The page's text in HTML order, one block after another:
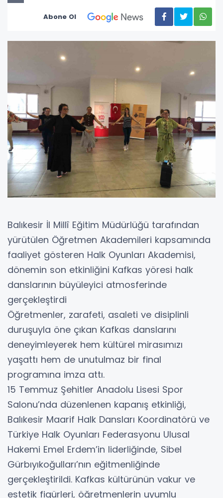
Abone Ol
Balıkesir İl Millî Eğitim Müdürlüğü tarafından
yürütülen Öğretmen Akademileri kapsamında
faaliyet gösteren Halk Oyunları Akademisi,
dönemin son etkinliğini Kafkas yöresi halk
danslarının büyüleyici atmosferinde
gerçekleştirdi
Öğretmenler, zarafeti, asaleti ve disiplinli
duruşuyla öne çıkan Kafkas danslarını
deneyimleyerek hem kültürel mirasımızı
yaşattı hem de unutulmaz bir final
programına imza attı.
15 Temmuz Şehitler Anadolu Lisesi Spor
Salonu’nda düzenlenen kapanış etkinliği,
Balıkesir Maarif Halk Dansları Koordinatörü ve
Türkiye Halk Oyunları Federasyonu Ulusal
Hakemi Emel Erdem’in liderliğinde, Sibel
Gürbıyıkoğulları’nın eğitmenliğinde
gerçekleştirildi. Kafkas kültürünün vakur ve
estetik figürleri, öğretmenlerin uyumlu